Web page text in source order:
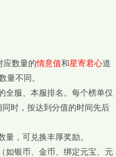
应数量的情意值和星寄君心道
量不同。
全服、本服排名。每个榜单仅
时，按达到分值的时间先后
，可兑换丰厚奖励。
如银币、金币、绑定元宝、元